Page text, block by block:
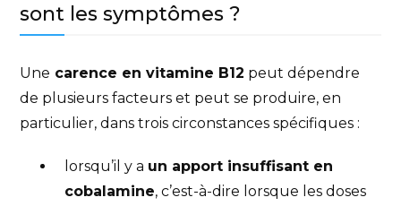
sont les symptômes ?
Une carence en vitamine B12 peut dépendre
de plusieurs facteurs et peut se produire, en
particulier, dans trois circonstances spécifiques :
lorsqu’il y a un apport insuffisant en
cobalamine, c’est-à-dire lorsque les doses